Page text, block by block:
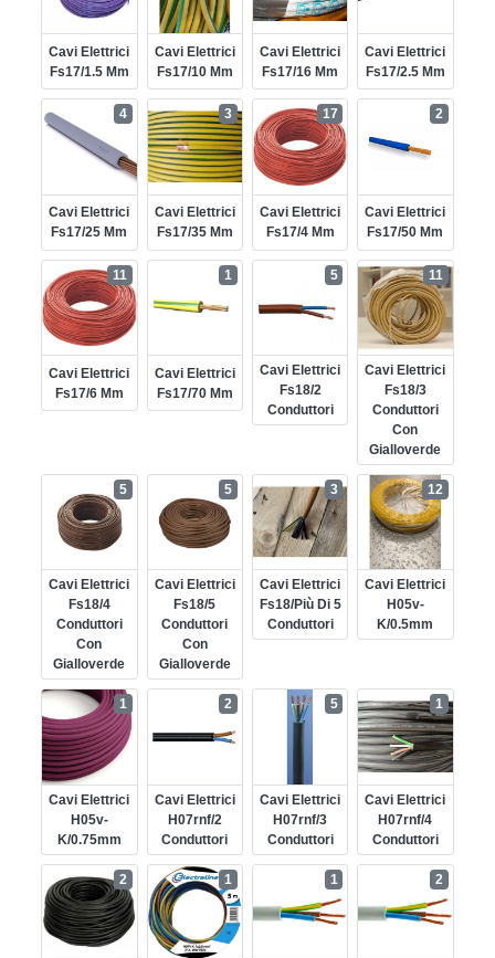
Cavi Elettrici
Fs17/1.5 Mm
Cavi Elettrici
Fs17/10 Mm
Cavi Elettrici
Fs17/16 Mm
Cavi Elettrici
Fs17/2.5 Mm
Cavi Elettrici
Fs17/25 Mm
4
Cavi Elettrici
Fs17/35 Mm
3
Cavi Elettrici
Fs17/4 Mm
17
Cavi Elettrici
Fs17/50 Mm
2
Cavi Elettrici
Fs17/6 Mm
11
Cavi Elettrici
Fs17/70 Mm
1
Cavi Elettrici
Fs18/2
Conduttori
5
Cavi Elettrici
Fs18/3
Conduttori
Con
Gialloverde
11
Cavi Elettrici
Fs18/4
Conduttori
Con
Gialloverde
5
Cavi Elettrici
Fs18/5
Conduttori
Con
Gialloverde
5
Cavi Elettrici
Fs18/più Di 5
Conduttori
3
Cavi Elettrici
H05v-
K/0.5mm
12
Cavi Elettrici
H05v-
K/0.75mm
1
Cavi Elettrici
H07rnf/2
Conduttori
2
Cavi Elettrici
H07rnf/3
Conduttori
5
Cavi Elettrici
H07rnf/4
Conduttori
1
2 1 1 2